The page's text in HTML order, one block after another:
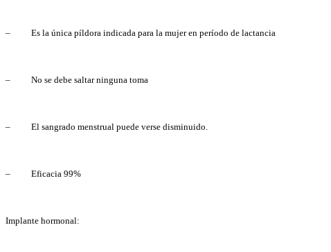
– Es la única píldora indicada para la mujer en período de lactancia
– No se debe saltar ninguna toma
– El sangrado menstrual puede verse disminuido.
– Eficacia 99%
Implante hormonal: